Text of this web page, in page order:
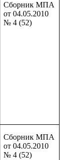
Сборник МПА
от 04.05.2010
№ 4 (52)
Сборник МПА
от 04.05.2010
№ 4 (52)